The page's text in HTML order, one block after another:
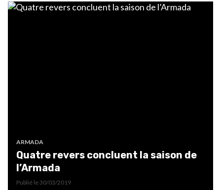
ARMADA
Quatre revers concluent la saison de
l’Armada
Publié le30/03/2019